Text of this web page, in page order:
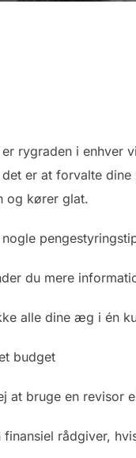
er rygraden i
er at forvalte
og kører glat.
nogle
du mere
alle dine æg i én
budget
at bruge en revisor
finansiel rådgiver,